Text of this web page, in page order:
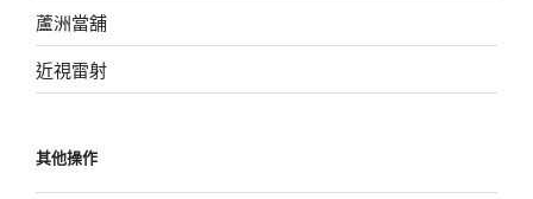
蘆洲當舖
近視雷射
其他操作